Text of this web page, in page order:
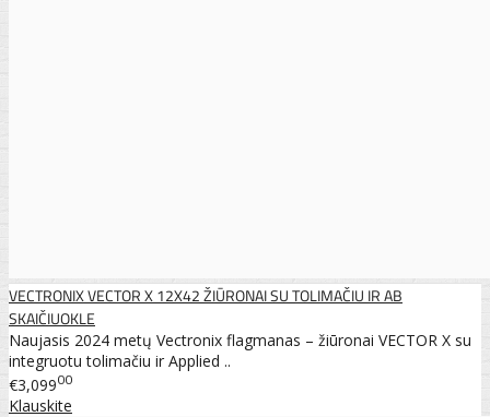
VECTRONIX VECTOR X 12X42 ŽIŪRONAI SU TOLIMAČIU IR AB
SKAIČIUOKLE
Naujasis 2024 metų Vectronix flagmanas – žiūronai VECTOR X su
integruotu tolimačiu ir Applied ..
€3,09900
Klauskite